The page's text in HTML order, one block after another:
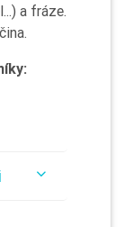
a fráze.